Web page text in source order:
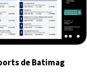
de Batimag